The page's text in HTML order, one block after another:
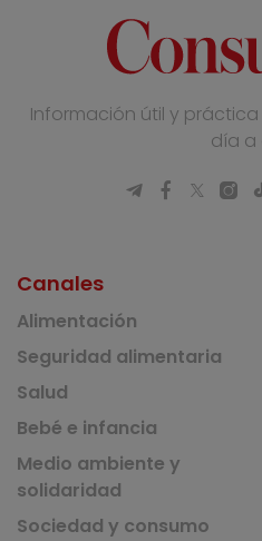
Información útil y
día a
Canales
Alimentación
Seguridad alimentaria
Salud
Bebé e infancia
Medio ambiente y
solidaridad
Sociedad y consumo